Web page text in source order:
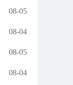
08-05
08-04
08-05
08-04